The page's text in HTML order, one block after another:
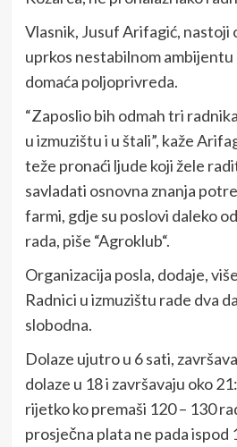
Vlasnik, Jusuf Arifagić, nastoji
uprkos nestabilnom ambijentu
domaća poljoprivreda.
“Zaposlio bih odmah tri
u izmuzištu i u štali”, kaže
teže pronaći ljude koji žele
savladati osnovna znanja
farmi, gdje su poslovi daleko
rada, piše “Agroklub“.
Organizacija posla, dodaje,
Radnici u izmuzištu rade dva
slobodna.
Dolaze ujutro u 6 sati,
dolaze u 18 i završavaju oko
rijetko ko premaši 120 – 130
prosječna plata ne pada ispod